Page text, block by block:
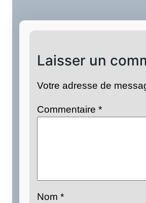
Laisser un
Votre adresse de
Commentaire*
Nom*